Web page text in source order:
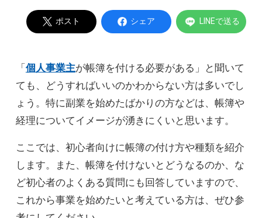
ポスト シェア LINEで送る
「個人事業主が帳簿を付ける必要がある」と聞いて
ても、どうすればいいのかわからない方は多いでし
ょう。特に副業を始めたばかりの方などは、帳簿や
経理についてイメージが湧きにくいと思います。
ここでは、初心者向けに帳簿の付け方や種類を紹介
します。また、帳簿を付けないとどうなるのか、な
ど初心者のよくある質問にも回答していますので、
これから事業を始めたいと考えている方は、ぜひ参